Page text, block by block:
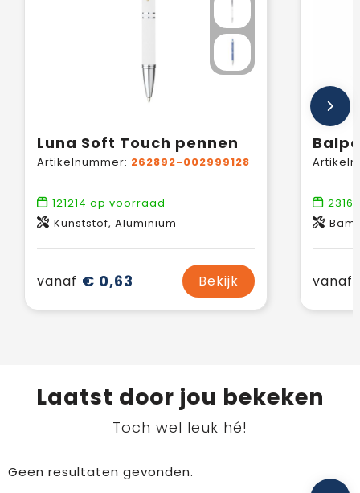
Luna Soft Touch pennen
Artikelnummer: 262892-002999128
121214 op voorraad
Kunststof, Aluminium
vanaf € 0,63 Bekijk vanaf
Laatst door jou bekeken
Toch wel leuk hé!
Geen resultaten gevonden.